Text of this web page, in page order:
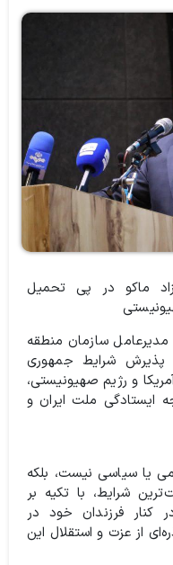
ماکو در پی تحمیل
سازمان منطقه
پذیرش شرایط جمهوری
و رژیم صهیونیستی،
ایستادگی ملت ایران و
یا سیاسی نیست، بلکه
شرایط، با تکیه بر
کنار فرزندان خود در
از عزت و استقلال این